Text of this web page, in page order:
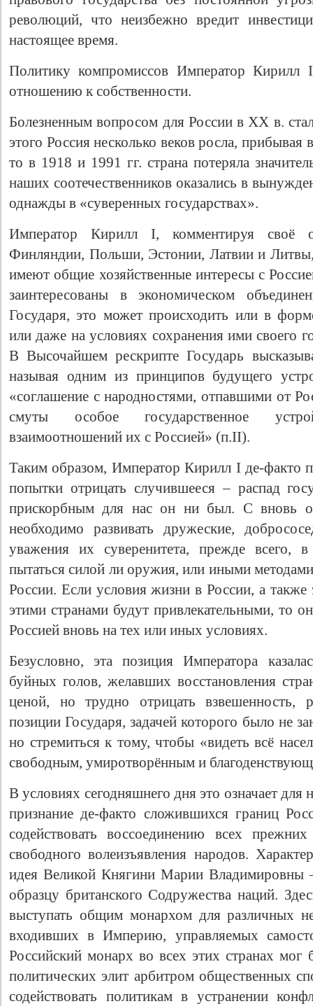
революций, что неизбежно вредит
настоящее время.
Политику компромиссов Император Кирилл
отношению к собственности.
Болезненным вопросом для России в XX в.
этого Россия несколько веков росла,
то в 1918 и 1991 гг. страна потеряла
наших соотечественников оказались в
однажды в «суверенных государствах».
Император Кирилл I, комментируя своё
Финляндии, Польши, Эстонии, Латвии и Литвы,
имеют общие хозяйственные интересы с
заинтересованы в экономическом
Государя, это может происходить или в
или даже на условиях сохранения ими своего
В Высочайшем рескрипте Государь
называя одним из принципов будущего
«соглашение с народностями, отпавшими от
смуты особое государственное
взаимоотношений их с Россией» (п.II).
Таким образом, Император Кирилл I де-факто
попытки отрицать случившееся – распад
прискорбным для нас он ни был. С вновь
необходимо развивать дружеские,
уважения их суверенитета, прежде всего,
пытаться силой ли оружия, или иными
России. Если условия жизни в России, а
этими странами будут привлекательными, то
Россией вновь на тех или иных условиях.
Безусловно, эта позиция Императора
буйных голов, желавших восстановления
ценой, но трудно отрицать взвешенность,
позиции Государя, задачей которого было не
но стремиться к тому, чтобы «видеть всё
свободным, умиротворённым и
В условиях сегодняшнего дня это означает для
признание де-факто сложившихся границ
содействовать воссоединению всех
свободного волеизъявления народов.
идея Великой Княгини Марии Владимировны
образцу британского Содружества наций.
выступать общим монархом для различных
входивших в Империю, управляемых
Российский монарх во всех этих странах мог
политических элит арбитром общественных
содействовать политикам в устранении